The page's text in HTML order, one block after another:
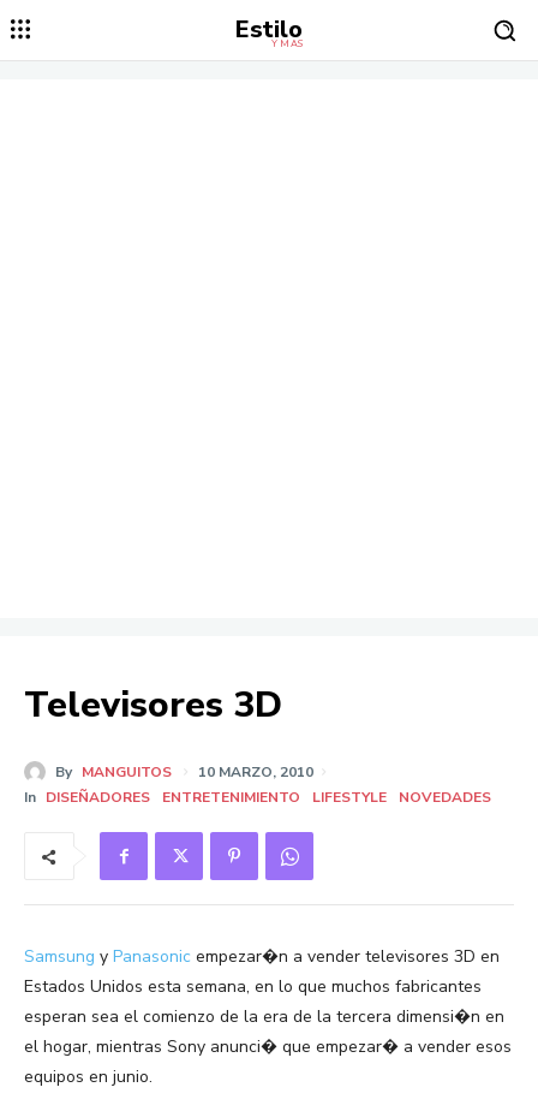
Estilo
Y MÁS
Televisores 3D
By MANGUITOS
10 MARZO, 2010
In DISEÑADORES ENTRETENIMIENTO LIFESTYLE NOVEDADES
Samsung y Panasonic empezar�n a vender televisores 3D en
Estados Unidos esta semana, en lo que muchos fabricantes
esperan sea el comienzo de la era de la tercera dimensi�n en
el hogar, mientras Sony anunci� que empezar� a vender esos
equipos en junio.